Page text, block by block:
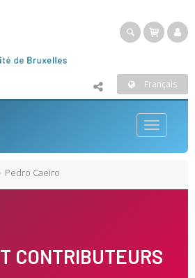
Français
Toggle
Pedro Caeiro
CONTRIBUTEURS